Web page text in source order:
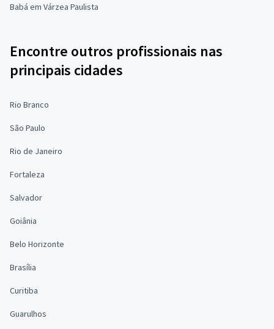
Babá em Várzea Paulista
Encontre outros profissionais nas
principais cidades
Rio Branco
São Paulo
Rio de Janeiro
Fortaleza
Salvador
Goiânia
Belo Horizonte
Brasília
Curitiba
Guarulhos